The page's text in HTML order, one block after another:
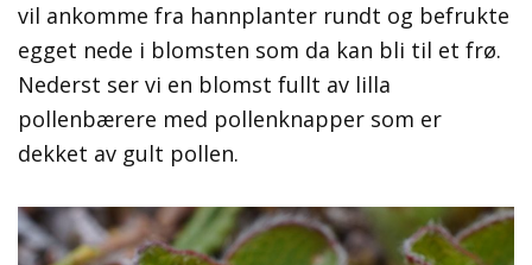
vil ankomme fra hannplanter rundt og befrukte
egget nede i blomsten som da kan bli til et frø.
Nederst ser vi en blomst fullt av lilla
pollenbærere med pollenknapper som er
dekket av gult pollen.